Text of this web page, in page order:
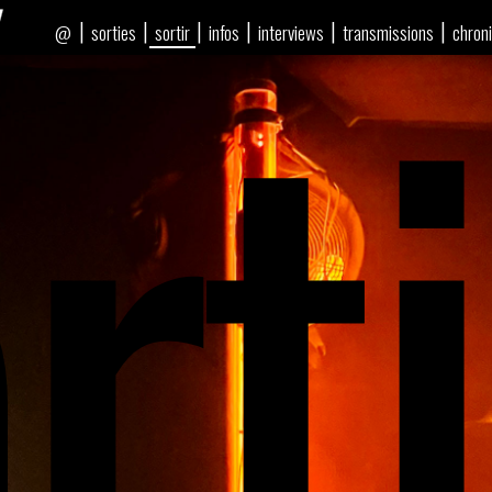
| sorties | sortir | infos | interviews | transmissions |
@